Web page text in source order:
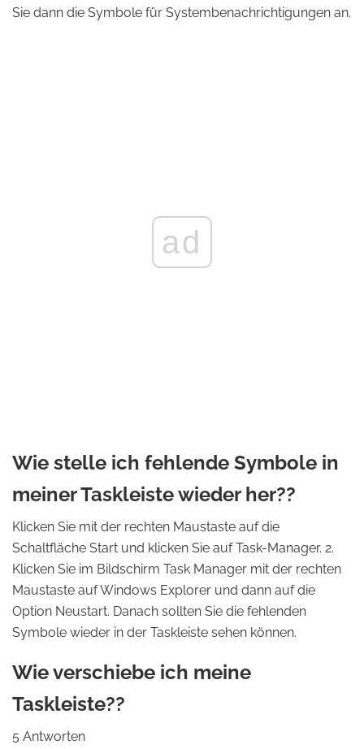
Sie dann die Symbole für Systembenachrichtigungen an.
ad
Wie stelle ich fehlende Symbole in
meiner Taskleiste wieder her??
Klicken Sie mit der rechten Maustaste auf die
Schaltfläche Start und klicken Sie auf Task-Manager. 2.
Klicken Sie im Bildschirm Task Manager mit der rechten
Maustaste auf Windows Explorer und dann auf die
Option Neustart. Danach sollten Sie die fehlenden
Symbole wieder in der Taskleiste sehen können.
Wie verschiebe ich meine
Taskleiste??
5 Antworten